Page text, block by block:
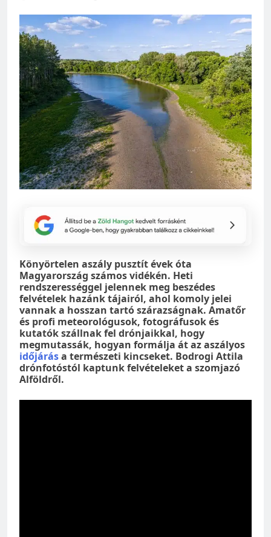
Könyörtelen aszály pusztít évek óta
Magyarország számos vidékén. Heti
rendszerességgel jelennek meg beszédes
felvételek hazánk tájairól, ahol komoly jelei
vannak a hosszan tartó szárazságnak. Amatőr
és profi meteorológusok, fotográfusok és
kutatók szállnak fel drónjaikkal, hogy
megmutassák, hogyan formálja át az aszályos
időjárása természeti kincseket. Bodrogi Attila
drónfotóstól kaptunk felvételeket a szomjazó
Alföldről.